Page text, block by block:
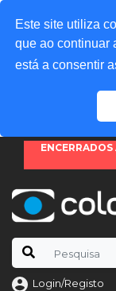
Este site utiliza
que ao continuar
está a consentir
Login/Registo